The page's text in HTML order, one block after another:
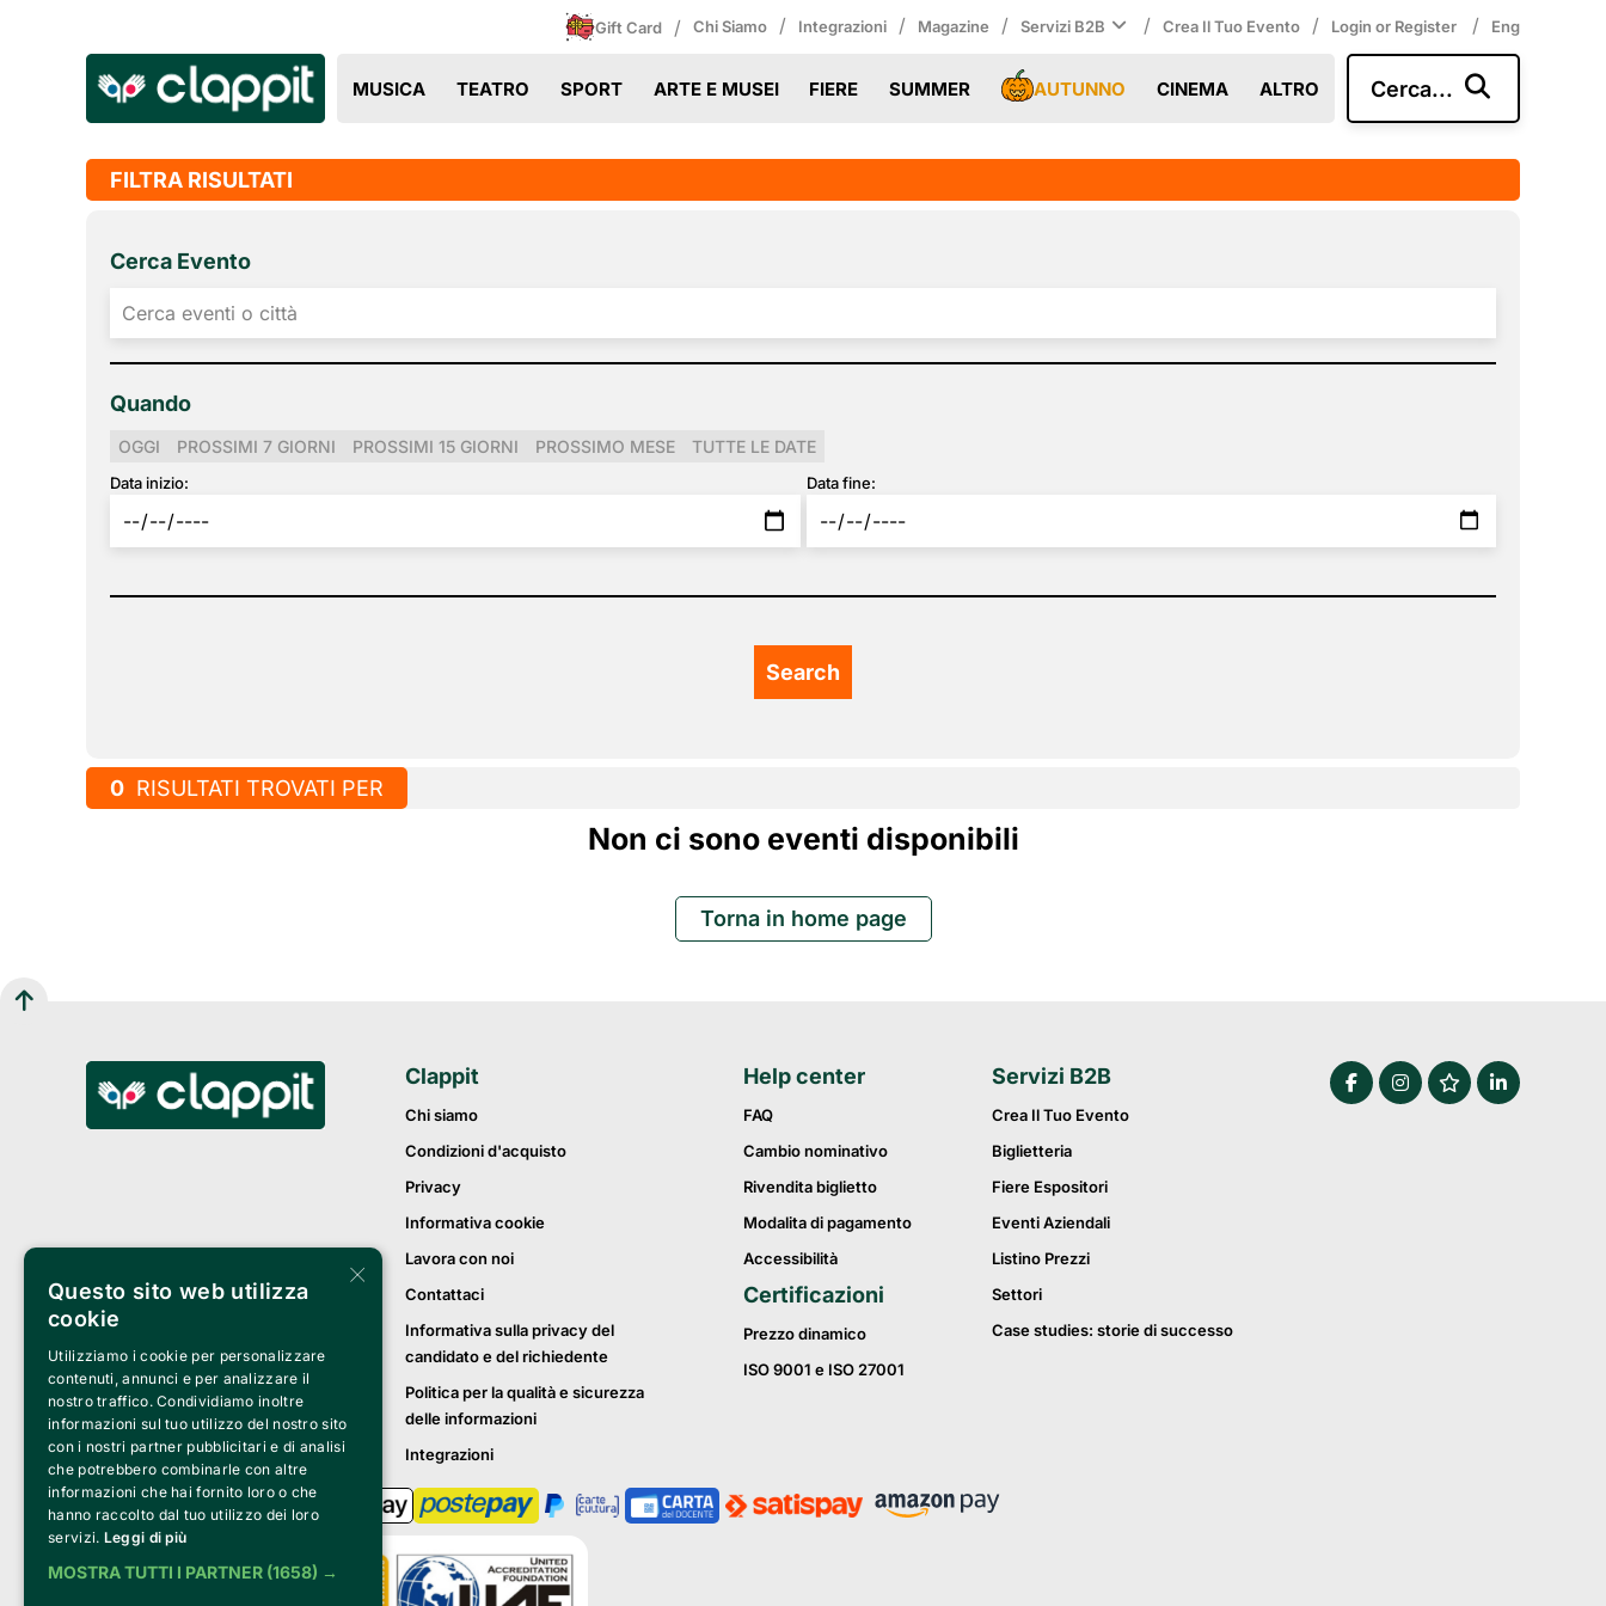
Gift Card / Chi Siamo / Integrazioni / Magazine / Servizi B2B / Crea Il Tuo Evento / Login or Register / Eng
MUSICA TEATRO SPORT ARTE E MUSEI FIERE SUMMER AUTUNNO CINEMA ALTRO Cerca...
FILTRA RISULTATI
Cerca Evento
Quando
OGGI PROSSIMI 7 GIORNI PROSSIMI 15 GIORNI PROSSIMO MESE TUTTE LE DATE
Data inizio: Data fine:
0 RISULTATI TROVATI PER
Non ci sono eventi disponibili
Torna in home page
Clappit
Chi siamo
Condizioni d'acquisto
Privacy
Informativa cookie
Lavora con noi
Contattaci
Informativa sulla privacy del
candidato e del richiedente
Politica per la qualità e sicurezza
delle informazioni
Integrazioni
Help center
FAQ
Cambio nominativo
Rivendita biglietto
Modalita di pagamento
Accessibilità
Certificazioni
Prezzo dinamico
ISO 9001 e ISO 27001
Servizi B2B
Crea Il Tuo Evento
Biglietteria
Fiere Espositori
Eventi Aziendali
Listino Prezzi
Settori
Case studies: storie di successo
×
Questo sito web utilizza
cookie
Utilizziamo i cookie per personalizzare
contenuti, annunci e per analizzare il
nostro traffico. Condividiamo inoltre
informazioni sul tuo utilizzo del nostro sito
con i nostri partner pubblicitari e di analisi
che potrebbero combinarle con altre
informazioni che hai fornito loro o che
hanno raccolto dal tuo utilizzo dei loro
servizi. Leggi di più
MOSTRA TUTTI I PARTNER (1658) →